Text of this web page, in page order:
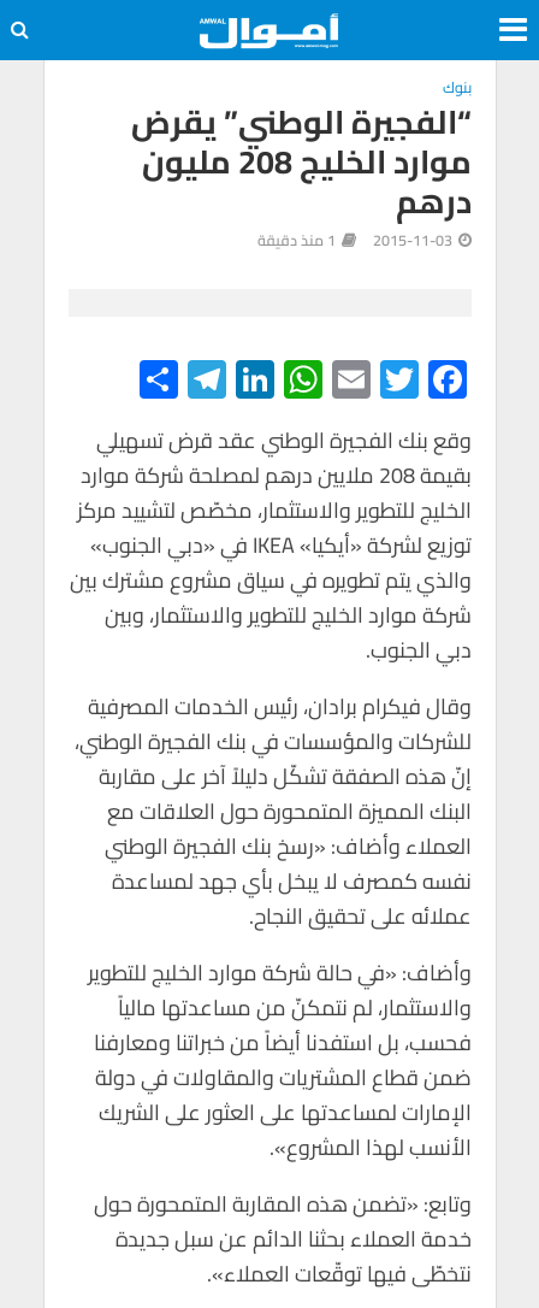
بنوك
“الفجيرة الوطني” يقرض
موارد الخليج 208 مليون
درهم
2015-11-03 1 منذ دقيقة
F
ac
e
b
o
o
k
T
wi
tt
er
E
m
ail
W
h
at
s
A
p
p
Li
n
ke
dI
n
Te
le
gr
a
m
h
ar
e
وقع بنك الفجيرة الوطني عقد قرض تسهيلي
بقيمة 208 ملايين درهم لمصلحة شركة موارد
الخليج للتطوير والاستثمار، مخصّص لتشييد مركز
توزيع لشركة «أيكيا» IKEA في «دبي الجنوب»
والذي يتم تطويره في سياق مشروع مشترك بين
شركة موارد الخليج للتطوير والاستثمار، وبين
دبي الجنوب.
وقال فيكرام برادان، رئيس الخدمات المصرفية
للشركات والمؤسسات في بنك الفجيرة الوطني،
إنّ هذه الصفقة تشكّل دليلاً آخر على مقاربة
البنك المميزة المتمحورة حول العلاقات مع
العملاء وأضاف: «رسخ بنك الفجيرة الوطني
نفسه كمصرف لا يبخل بأي جهد لمساعدة
عملائه على تحقيق النجاح.
وأضاف: «في حالة شركة موارد الخليج للتطوير
والاستثمار، لم نتمكنّ من مساعدتها مالياً
فحسب، بل استفدنا أيضاً من خبراتنا ومعارفنا
ضمن قطاع المشتريات والمقاولات في دولة
الإمارات لمساعدتها على العثور على الشريك
الأنسب لهذا المشروع».
وتابع: «تضمن هذه المقاربة المتمحورة حول
خدمة العملاء بحثنا الدائم عن سبل جديدة
نتخطّى فيها توقّعات العملاء».